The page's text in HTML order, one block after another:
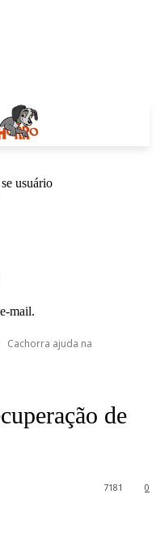
usuário
mail.
Cachorra ajuda na
de
0
7181